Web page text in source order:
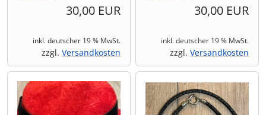
30,00 EUR
inkl. deutscher 19 % MwSt.
zzgl. Versandkosten
30,00 EUR
inkl. deutscher 19 % MwSt.
zzgl. Versandkosten